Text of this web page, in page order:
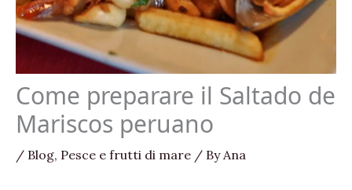
Come preparare il Saltado de
Mariscos peruano
/ Blog, Pesce e frutti di mare / ByAna